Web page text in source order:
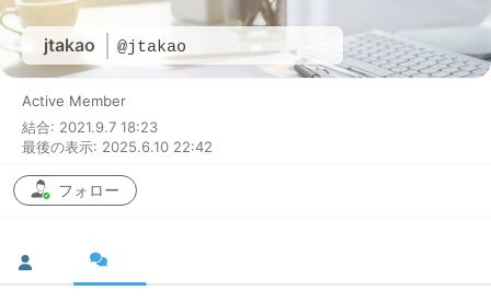
jtakao @jtakao
Active Member
結合: 2021.9.7 18:23
最後の表示: 2025.6.10 22:42
フォロー